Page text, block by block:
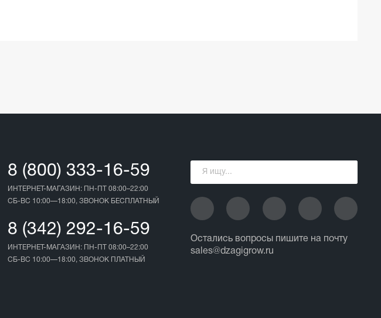
8 (800) 333-16-59
ИНТЕРНЕТ-МАГАЗИН: ПН-ПТ 08:00–22:00
СБ-ВС 10:00—18:00, ЗВОНОК БЕСПЛАТНЫЙ
8 (342) 292-16-59
ИНТЕРНЕТ-МАГАЗИН: ПН-ПТ 08:00–22:00
СБ-ВС 10:00—18:00, ЗВОНОК ПЛАТНЫЙ
Остались вопросы пишите на почту
sales@dzagigrow.ru